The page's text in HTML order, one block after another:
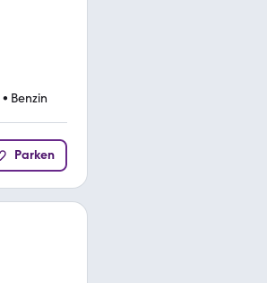
• Benzin
Parken